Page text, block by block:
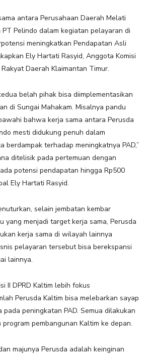
antara Perusahaan Daerah Melati
Pelindo dalam kegiatan pelayaran di
meningkatkan Pendapatan Asli
Ely Hartati Rasyid, Anggota Komisi
Daerah Klaimantan Timur.
belah pihak bisa diimplementasikan
di Sungai Mahakam. Misalnya pandu
bahwa kerja sama antara Perusda
mesti didukung penuh dalam
berdampak terhadap meningkatnya PAD,”
ditelisik pada pertemuan dengan
potensi pendapatan hingga Rp500
Ely Hartati Rasyid.
selain jembatan kembar
yang menjadi target kerja sama, Perusda
kerja sama di wilayah lainnya
pelayaran tersebut bisa berekspansi
lainnya.
II DPRD Kaltim lebih fokus
Perusda Kaltim bisa melebarkan sayap
pada peningkatan PAD. Semua dilakukan
pembangunan Kaltim ke depan.
majunya Perusda adalah keinginan